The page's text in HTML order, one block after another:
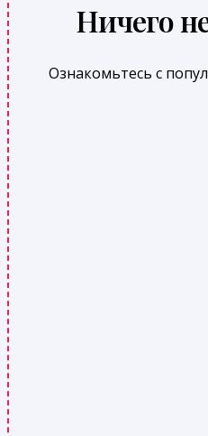
Ничего
Ознакомьтесь с